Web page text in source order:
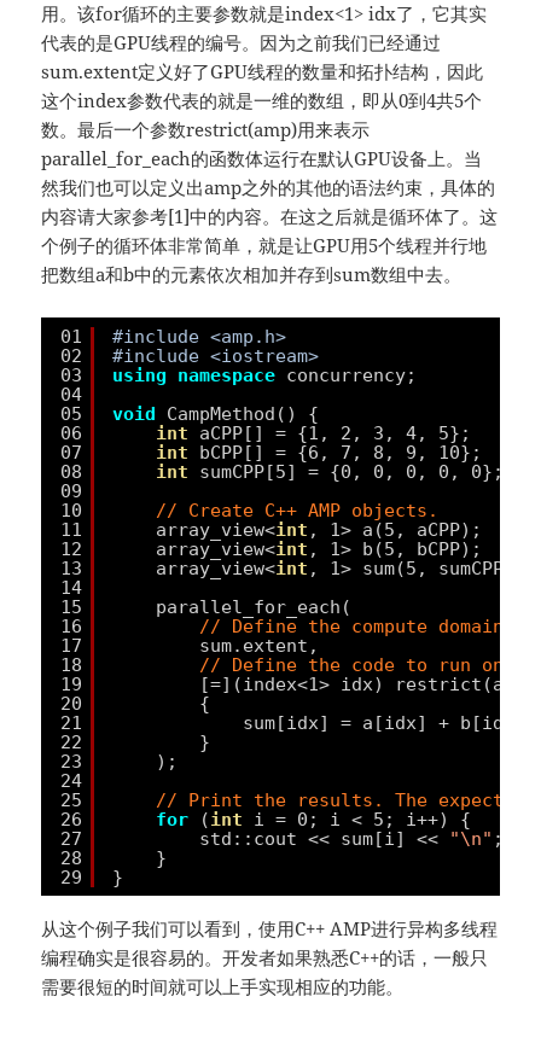
用。该for循环的主要参数就是index<1> idx了，它其实
代表的是GPU线程的编号。因为之前我们已经通过
sum.extent定义好了GPU线程的数量和拓扑结构，因此
这个index参数代表的就是一维的数组，即从0到4共5个
数。最后一个参数restrict(amp)用来表示
parallel_for_each的函数体运行在默认GPU设备上。当
然我们也可以定义出amp之外的其他的语法约束，具体的
内容请大家参考[1]中的内容。在这之后就是循环体了。这
个例子的循环体非常简单，就是让GPU用5个线程并行地
把数组a和b中的元素依次相加并存到sum数组中去。
01
02
03
04
05
06
07
08
09
10
11
12
13
14
15
16
17
18
19
20
21
22
23
24
25
26
27
28
29
#include <amp.h>
#include <iostream>
using
namespace concurrency;
void
CampMethod() {
int
aCPP[] = {1, 2, 3, 4, 5};
int
bCPP[] = {6, 7, 8, 9, 10};
int
sumCPP[5] = {0, 0, 0, 0, 0};
// Create C++ AMP objects.
array_view<int , 1> a(5, aCPP);
array_view<int , 1> b(5, bCPP);
array_view<int , 1> sum(5, sumCPP);
parallel_for_each(
// Define the compute
sum.extent,
// Define the code to run on
[=](index<1> idx) restrict(amp)
{
sum[idx] = a[idx] + b[idx];
}
);
// Print the results. The
for
(int
i = 0; i < 5; i++) {
std::cout << sum[i] << "\n" ;
}
}
从这个例子我们可以看到，使用C++ AMP进行异构多线程
编程确实是很容易的。开发者如果熟悉C++的话，一般只
需要很短的时间就可以上手实现相应的功能。